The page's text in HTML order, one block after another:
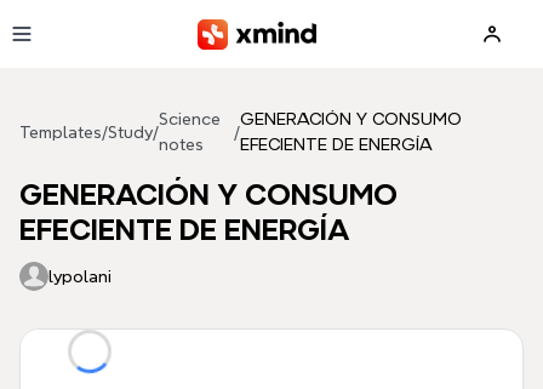
Templates/Study/
Science
notes
/
GENERACIÓN Y CONSUMO
EFECIENTE DE ENERGÍA
GENERACIÓN Y CONSUMO
EFECIENTE DE ENERGÍA
lypolani